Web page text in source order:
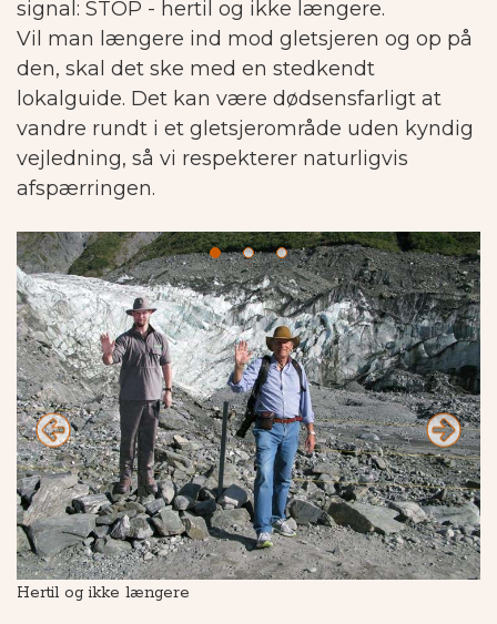
signal: STOP - hertil og ikke længere.
Vil man længere ind mod gletsjeren og op på
den, skal det ske med en stedkendt
lokalguide. Det kan være dødsensfarligt at
vandre rundt i et gletsjerområde uden kyndig
vejledning, så vi respekterer naturligvis
afspærringen.
Hertil og ikke længere